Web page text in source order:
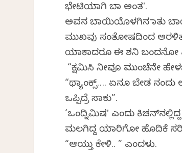
ಭೇಟಿಯಾಗಿ ಬಾ ಅಂತʼ.
ಅವನ ಬಾಯಿಯೊಳಗಿನ ಮಾತು
ಮುಖವು ಸಂತೋಷದಿಂದ
ಯಾಕಾದರೂ ಈ ಶನಿ ಬಂದನೋ
“ಕ್ಷಮಿಸಿ ನೀವೂ ಮುಂಚೆನೇ
“ಥ್ಯಾಂಕ್ಸ್‌…. ಏನೂ ಬೇಡ
ಒಪ್ಪಿದ್ರೆ ಸಾಕು”.
‘ಒಂದ್ನಿಮಿಷʼ ಎಂದು
ಮಲಗಿದ್ದ ಯಾರಿಗೋ ಹೊದಿಕೆ ಸರಿ
“ಆಯ್ತು ಕೇಳಿ.. ” ಎಂದಳು.